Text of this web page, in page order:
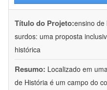
Título do Projeto:ensino de
surdos: uma proposta
histórica
Resumo: Localizado em
de História é um campo do